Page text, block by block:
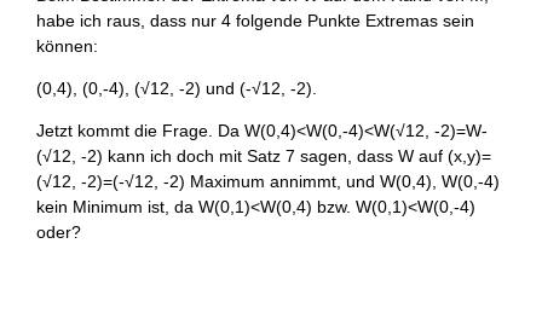
habe ich raus, dass nur 4 folgende Punkte Extremas sein
können:
(0,4), (0,-4), (√12, -2) und (-√12, -2).
Jetzt kommt die Frage. Da W(0,4)<W(0,-4)<W(√12, -2)=W-
(√12, -2) kann ich doch mit Satz 7 sagen, dass W auf (x,y)=
(√12, -2)=(-√12, -2) Maximum annimmt, und W(0,4), W(0,-4)
kein Minimum ist, da W(0,1)<W(0,4) bzw. W(0,1)<W(0,-4)
oder?